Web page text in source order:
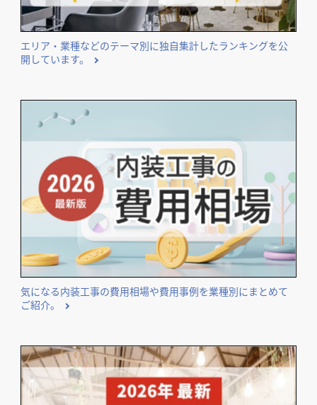
エリア・業種などのテーマ別に独自集計したランキングを公
開しています。
気になる内装工事の費用相場や費用事例を業種別にまとめて
ご紹介。